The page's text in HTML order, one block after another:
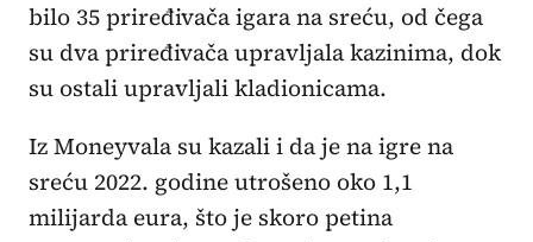
bilo 35 priređivača igara na sreću, od čega
su dva priređivača upravljala kazinima, dok
su ostali upravljali kladionicama.
Iz Moneyvala su kazali i da je na igre na
sreću 2022. godine utrošeno oko 1,1
milijarda eura, što je skoro petina